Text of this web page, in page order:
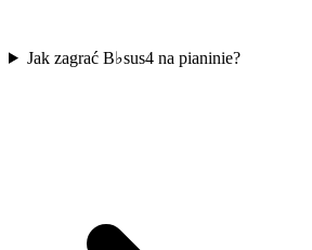
Jak zagrać B♭sus4 na pianinie?